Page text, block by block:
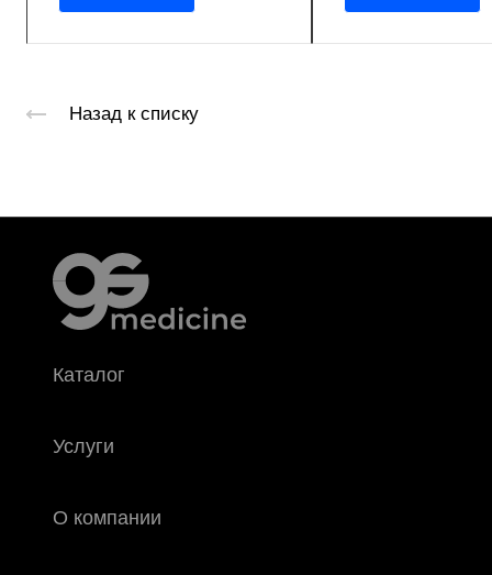
Назад к списку
Каталог
Услуги
О компании